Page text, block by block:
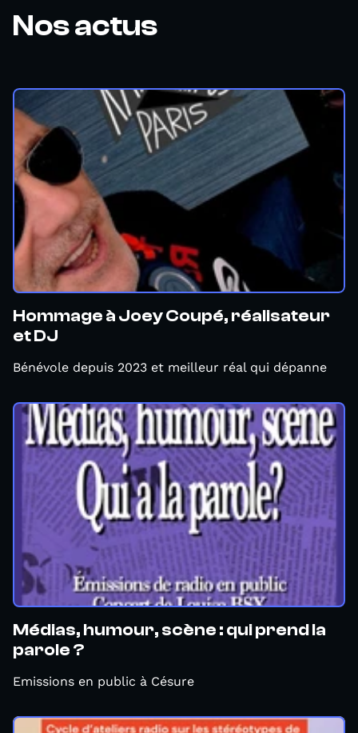
Nos actus
Hommage à Joey Coupé, réalisateur
et DJ
Bénévole depuis 2023 et meilleur réal qui dépanne
Médias, humour, scène : qui prend la
parole ?
Emissions en public à Césure